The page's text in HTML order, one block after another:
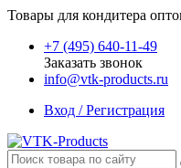
Товары для кондитера
+7 (495) 640-11-49
Заказать звонок
info@vtk-products.ru
Вход / Регистрация